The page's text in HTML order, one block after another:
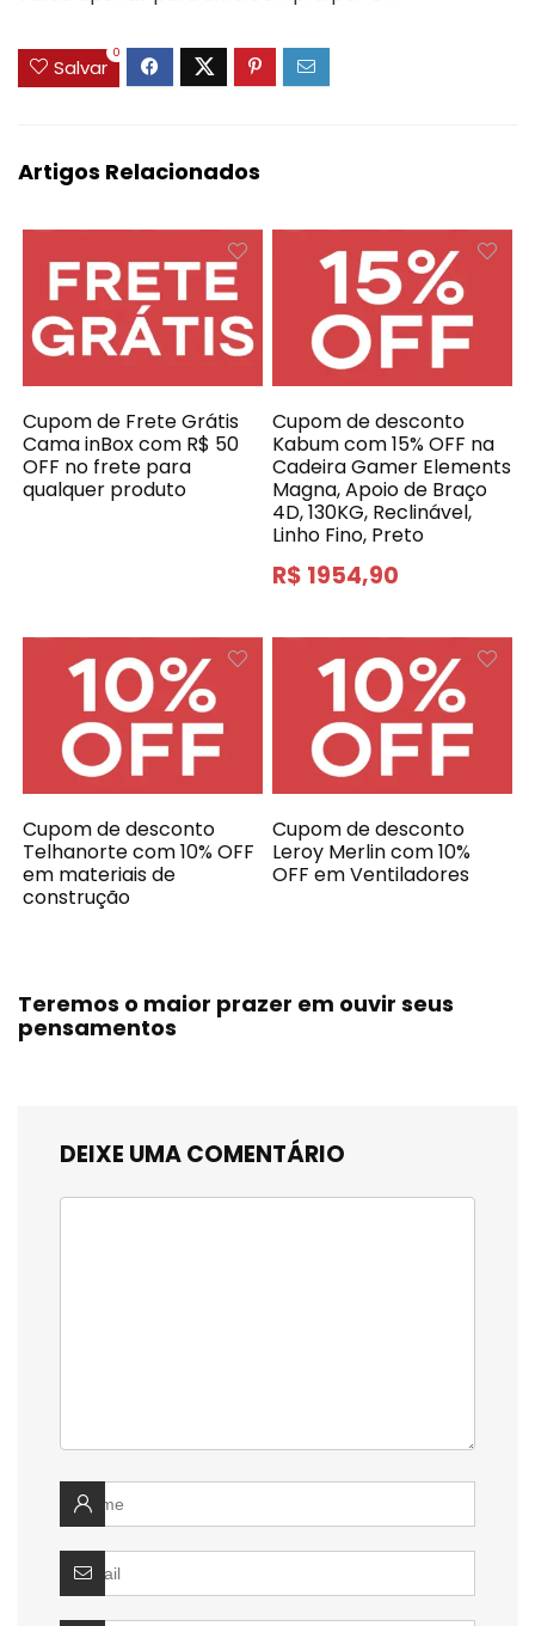
Salvar
0
Artigos Relacionados
Cupom de Frete Grátis
Cama inBox com R$ 50
OFF no frete para
qualquer produto
Cupom de desconto
Kabum com 15% OFF na
Cadeira Gamer Elements
Magna, Apoio de Braço
4D, 130KG, Reclinável,
Linho Fino, Preto
R$ 1954,90
Cupom de desconto
Telhanorte com 10% OFF
em materiais de
construção
Cupom de desconto
Leroy Merlin com 10%
OFF em Ventiladores
Teremos o maior prazer em ouvir seus
pensamentos
DEIXE UMA COMENTÁRIO